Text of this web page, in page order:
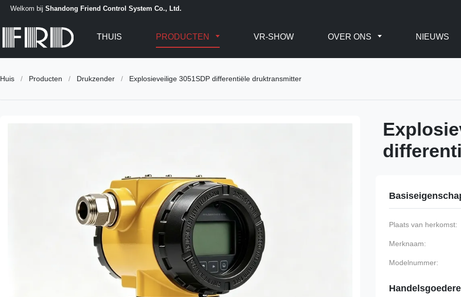
Welkom bij Shandong Friend Control System Co., Ltd.
THUIS PRODUCTEN VR-SHOW OVER ONS NIEUWS
Huis / Producten / Drukzender / Explosieveilige 3051SDP differentiële druktransmitter
Plaats van herkomst:
Merknaam:
Modelnummer: